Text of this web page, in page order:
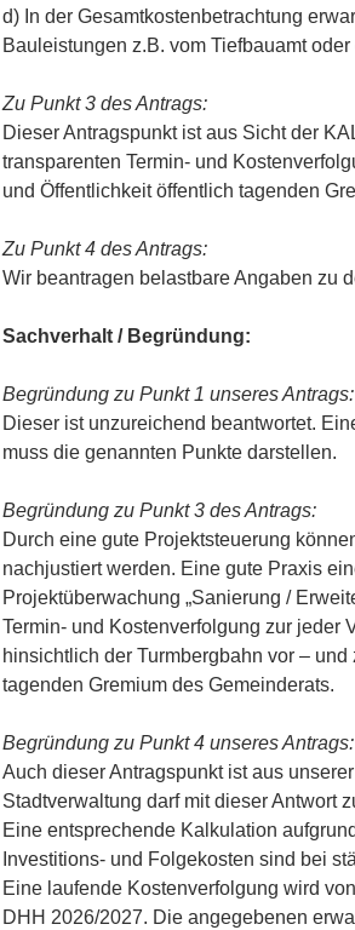
d) In der Gesamtkostenbetrachtung
Bauleistungen z.B. vom Tiefbauamt
Zu Punkt 3 des Antrags:
Dieser Antragspunkt ist aus Sicht der
transparenten Termin- und
und Öffentlichkeit öffentlich tagenden
Zu Punkt 4 des Antrags:
Wir beantragen belastbare Angaben zu
Sachverhalt / Begründung:
Begründung zu Punkt 1 unseres Antrags:
Dieser ist unzureichend beantwortet.
muss die genannten Punkte darstellen.
Begründung zu Punkt 3 des Antrags:
Durch eine gute Projektsteuerung
nachjustiert werden. Eine gute Praxis
Projektüberwachung „Sanierung /
Termin- und Kostenverfolgung zur jeder
hinsichtlich der Turmbergbahn vor –
tagenden Gremium des Gemeinderats.
Begründung zu Punkt 4 unseres Antrags:
Auch dieser Antragspunkt ist aus
Stadtverwaltung darf mit dieser Antwort
Eine entsprechende Kalkulation
Investitions- und Folgekosten sind bei
Eine laufende Kostenverfolgung wird
DHH 2026/2027. Die angegebenen